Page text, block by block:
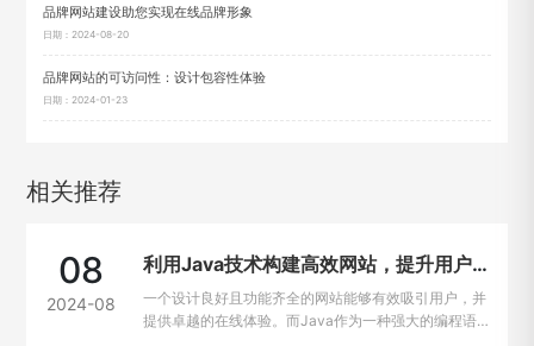
品牌网站建设助您实现在线品牌形象
日期：2024-08-20
品牌网站的可访问性：设计包容性体验
日期：2024-01-23
相关推荐
08
2024-08
利用Java技术构建高效网站，提升用户在线体验
一个设计良好且功能齐全的网站能够有效吸引用户，并
提供卓越的在线体验。而Java作为一种强大的编程语